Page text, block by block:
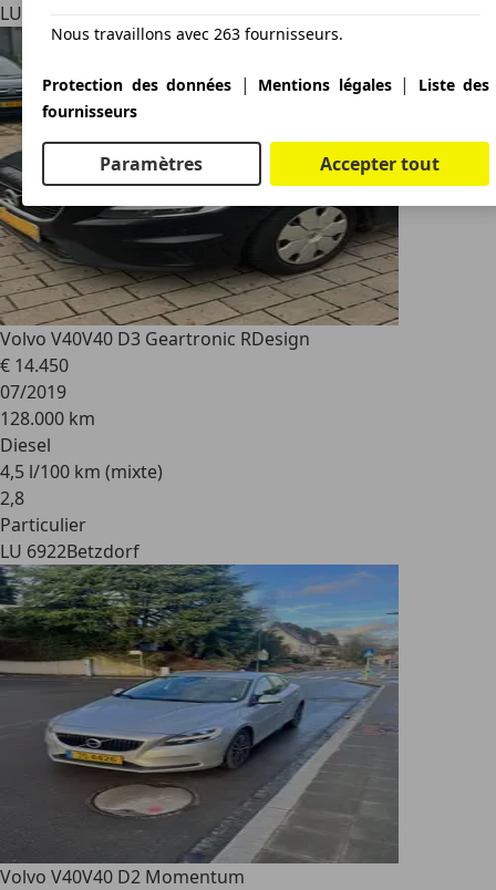
LU 4950
Volvo V40V40 D3 Geartronic RDesign
€ 14.450
07/2019
128.000 km
Diesel
4,5 l/100 km (mixte)
2,8
Particulier
LU 6922Betzdorf
Volvo V40V40 D2 Momentum
Nous travaillons avec 263 fournisseurs.
Protection des données | Mentions légales|
Liste des
fournisseurs
Paramètres Accepter tout